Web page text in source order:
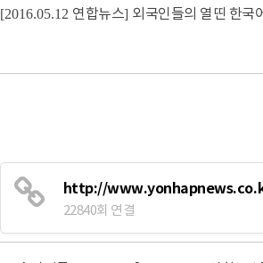
[2016.05.12 연합뉴스] 외국인들의 열띤 한국
http://
22840회 연결